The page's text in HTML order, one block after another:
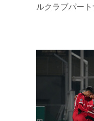
ルクラブパート